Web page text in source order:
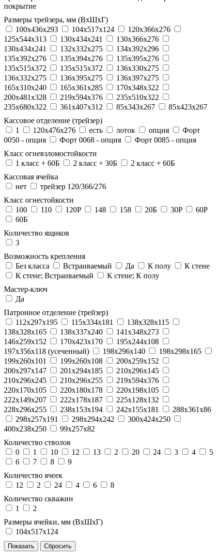
покрытие
Размеры трейзера, мм (ВхШхГ)
100x436x293
104х517х124
120x366x276
125x544x313
130x434x241
130х366х276
130х434х241
132x332x275
134x392x296
135x392x276
135x394x276
135x395x276
135x515x372
135х515х372
136x330x275
136x332x275
136x395x275
136x397x275
165x310x240
165x361x285
170x348x322
200x481x328
219x594x376
235x510x322
235x680x322
361x407x312 85x343x267
85x423x267
Кассовое отделение (трейзер)
1
120х476х276 есть лоток опция
Форт
0050 - опция
Форт 0068 - опция
Форт 0085 - опция
Класс огневзломостойкости
1 класс + 60Б
2 класс + 30Б
2 класс + 60Б
Кассовая ячейка
нет
трейзер 120/366/276
Класс огнестойкости
100
110 120P 148 158 20Б 30P
60P
60Б
Количество ящиков
3
Возможность крепления
Без класса
Встраиваемый Да К полу
К стене
К стене; Встраиваемый
К стене; К полу
Мастер-ключ
Да
Патронное отделение (трейзер)
112x297x195
115x334x181
138x328x115
138x328x165
138x337x240
141x348x273
146x259x152
170x423x170
195x244x108
197x356x118 (усеченный)
198x296x140
198x298x165
199x260x101
199x260x108
200x259x152
200x297x147
201x294x185
210x296x145
210x296x245
210x296x255
219x594x376
220x170x105
220x180x178
220x198x105
222x149x207
222x178x187
225x128x132
228x296x255
238x153x194 242x155x181
288x361x86
298x257x191
298x294x242
300x424x250
400x238x250
99x257x82
Количество стволов
0
1 10 12 13 2 20 24 3 4
5
6
7 8
9
Количество ячеек
12
2 24 4 6
8
Количество скважин
1
2
Размеры ячейки, мм (ВхШхГ)
104х517х124